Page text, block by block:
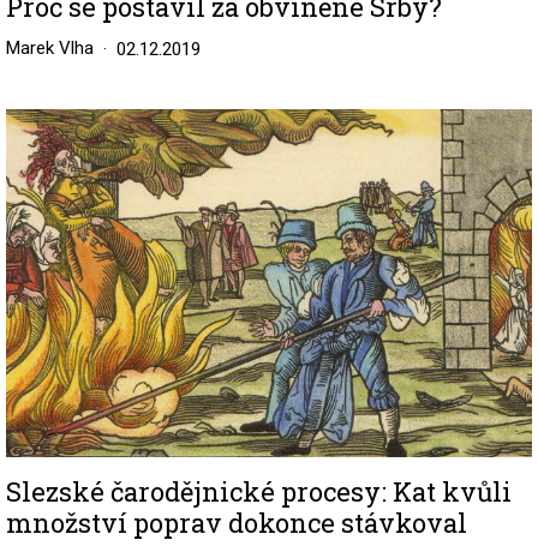
Marek Vlha 02.12.2019
Image
Slezské čarodějnické procesy: Kat kvůli
množství poprav dokonce stávkoval